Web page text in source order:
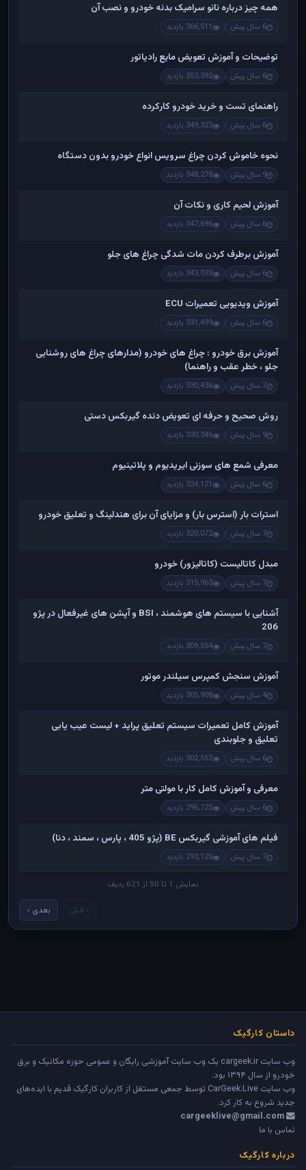
همه چیز درباره نانو سرامیک بدنه خودرو و نصب آن
6 سال پیش 366,511 بازدید
توضیحات و آموزش تعویض مایع رادیاتور
6 سال پیش 353,392 بازدید
راهنمای تست و خريد خودرو کارکرده
6 سال پیش 349,323 بازدید
نحوه خاموش کردن چراغ سرویس انواع خودرو بدون دستگاه
9 سال پیش 348,278 بازدید
آموزش لحیم کاری و نکات آن
6 سال پیش 347,696 بازدید
آموزش برطرف کردن مات شدگی چراغ های جلو
6 سال پیش 343,033 بازدید
آموزش ویدیویی تعمیرات ECU
6 سال پیش 331,499 بازدید
آموزش برق خودرو : چراغ های خودرو (مدارهای چراغ های روشنایی
جلو ، خطر عقب و راهنما)
7 سال پیش 330,436 بازدید
روش صحیح و حرفه ای تعویض دنده گیربکس دستی
9 سال پیش 330,346 بازدید
معرفی شمع های سوزنی ایریدیوم و پلاتینیوم
6 سال پیش 324,121 بازدید
استرات بار (استرس بار) و مزایای آن برای هندلینگ و تعلیق خودرو
7 سال پیش 320,072 بازدید
مبدل کاتالیست (کاتالیزور) خودرو
7 سال پیش 315,963 بازدید
آشنایی با سیستم های هوشمند ، BSI و آپشن های غیرفعال در پژو
206
7 سال پیش 309,554 بازدید
آموزش سنجش کمپرس سیلندر موتور
4 سال پیش 305,908 بازدید
آموزش کامل تعمیرات سیستم تعلیق پراید + لیست عیب یابی
تعلیق و جلوبندی
6 سال پیش 302,552 بازدید
معرفی و آموزش کامل کار با مولتی متر
6 سال پیش 296,725 بازدید
فیلم های آموزشی گیربکس BE (پژو 405 ، پارس ، سمند ، دنا)
7 سال پیش 293,120 بازدید
نمایش 1 تا 50 از 621 ردیف
‹ قبلی بعدی ›
داستان کارگیک
وب سایت cargeek.ir یک وب سایت آموزشی رایگان و عمومی حوزه مکانیک و برق
خودرو از سال ۱۳۹۴ بود.
وب سایت CarGeek.Live توسط جمعی مستقل از کاربران کارگیک قدیم با ایده‌های
جدید شروع به کار کرد.
cargeeklive@gmail.com
تماس با ما
درباره کارگیک